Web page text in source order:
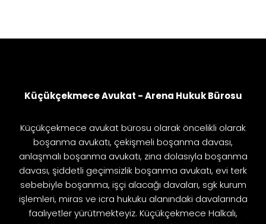
Küçükçekmece Avukat - Arena Hukuk Bürosu
Küçükçekmece avukat bürosu olarak öncelikli olarak
boşanma avukatı, çekişmeli boşanma davası,
anlaşmalı boşanma avukatı, zina dolasıyla boşanma
davası, şiddetli geçimsizlik boşanma avukatı, evi terk
sebebiyle boşanma, işçi alacağı davaları, sgk kurum
işlemleri, miras ve icra hukuku alanındaki davalarında
faaliyetler yürütmekteyiz. Küçükçekmece Halkalı,